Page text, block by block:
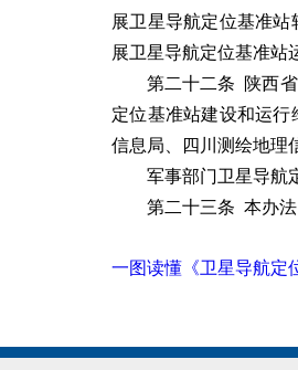
展卫星导航定位基准
展卫星导航定位基准站
第二十二条 陕西省
定位基准站建设和运
信息局、四川测绘地理
军事部门卫星导航定
第二十三条 本办法
一图读懂《卫星导航定